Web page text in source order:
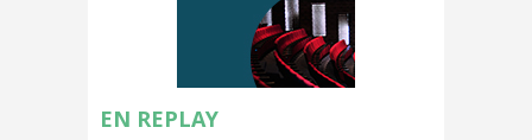
EN REPLAY